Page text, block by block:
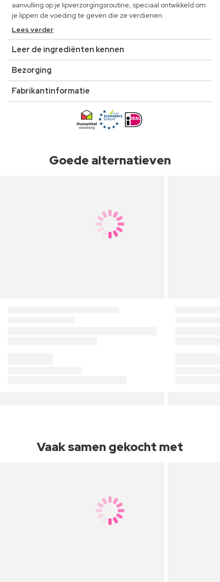
aanvulling op je lipverzorgingsroutine, speciaal ontwikkeld om
je lippen de voeding te geven die ze verdienen.
Lees verder
Leer de ingrediënten kennen
Bezorging
Fabrikantinformatie
Goede alternatieven
Vaak samen gekocht met